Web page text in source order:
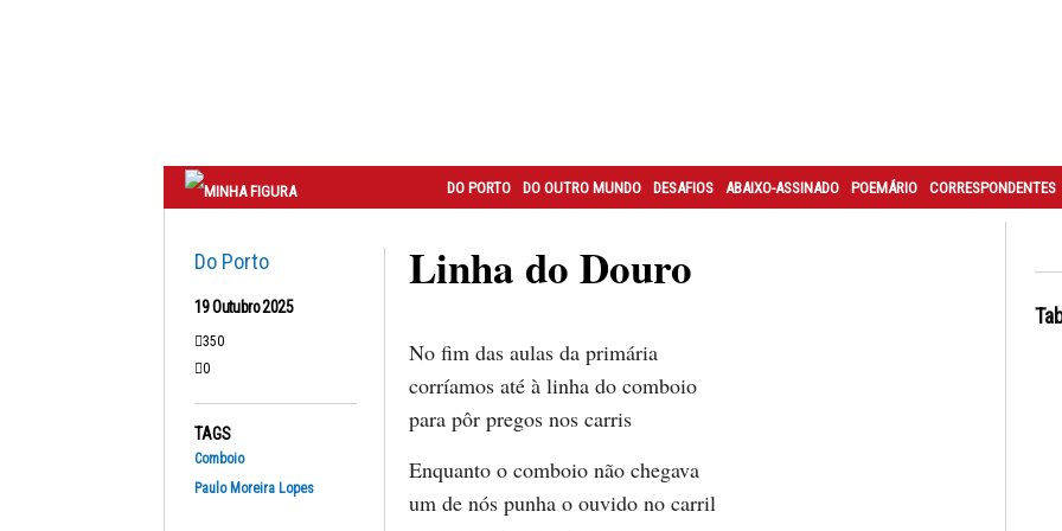
DO PORTO DO OUTRO MUNDO DESAFIOS ABAIXO-ASSINADO POEMÁRIO CORRESPONDENTES
Do Porto
19 Outubro 2025
350
0
TAGS
Comboio
Paulo Moreira Lopes
Linha do Douro
No fim das aulas da primária
corríamos até à linha do comboio
para pôr pregos nos carris
Enquanto o comboio não chegava
um de nós punha o ouvido no carril